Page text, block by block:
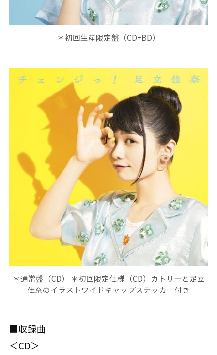
＊初回生産限定盤（CD+BD）
＊通常盤（CD） ＊初回限定仕様（CD）カトリーと足立
佳奈のイラストワイドキャップステッカー付き
■収録曲
＜CD＞